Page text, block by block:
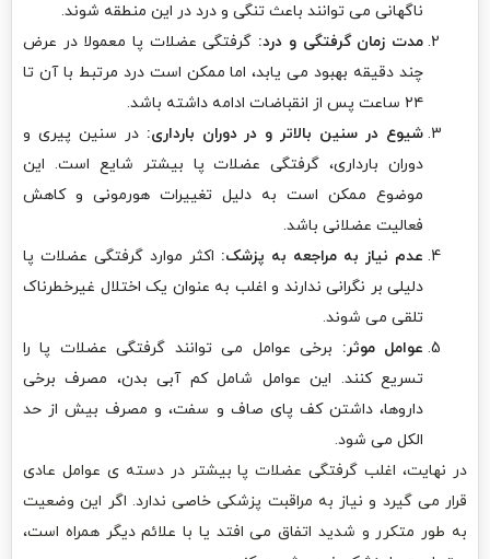
ناگهانی می توانند باعث تنگی و درد در این منطقه شوند.
مدت زمان گرفتگی و درد: گرفتگی عضلات پا معمولا در عرض
چند دقیقه بهبود می یابد، اما ممکن است درد مرتبط با آن تا
۲۴ ساعت پس از انقباضات ادامه داشته باشد.
شیوع در سنین بالاتر و در دوران بارداری: در سنین پیری و
دوران بارداری، گرفتگی عضلات پا بیشتر شایع است. این
موضوع ممکن است به دلیل تغییرات هورمونی و کاهش
فعالیت عضلانی باشد.
عدم نیاز به مراجعه به پزشک: اکثر موارد گرفتگی عضلات پا
دلیلی بر نگرانی ندارند و اغلب به عنوان یک اختلال غیرخطرناک
تلقی می شوند.
عوامل موثر: برخی عوامل می توانند گرفتگی عضلات پا را
تسریع کنند. این عوامل شامل کم آبی بدن، مصرف برخی
داروها، داشتن کف پای صاف و سفت، و مصرف بیش از حد
الکل می شود.
در نهایت، اغلب گرفتگی عضلات پا بیشتر در دسته ی عوامل عادی
قرار می گیرد و نیاز به مراقبت پزشکی خاصی ندارد. اگر این وضعیت
به طور متکرر و شدید اتفاق می افتد یا با علائم دیگر همراه است،